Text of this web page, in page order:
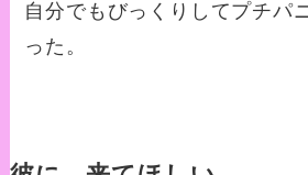
自分でもびっくりしてプチパ
った。